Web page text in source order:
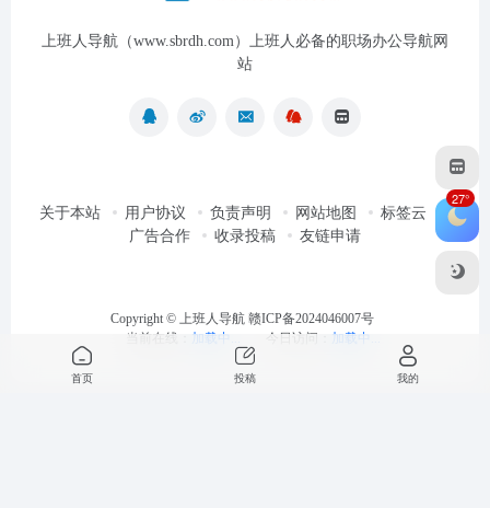
上班人导航（www.sbrdh.com）上班人必备的职场办公导航网
站
关于本站 用户协议 负责声明 网站地图
标签云
广告合作
收录投稿 友链申请
Copyright © 上班人导航 赣ICP备2024046007号
当前在线： 加载中... 今日访问： 加载中...
27°
首页 投稿 我的